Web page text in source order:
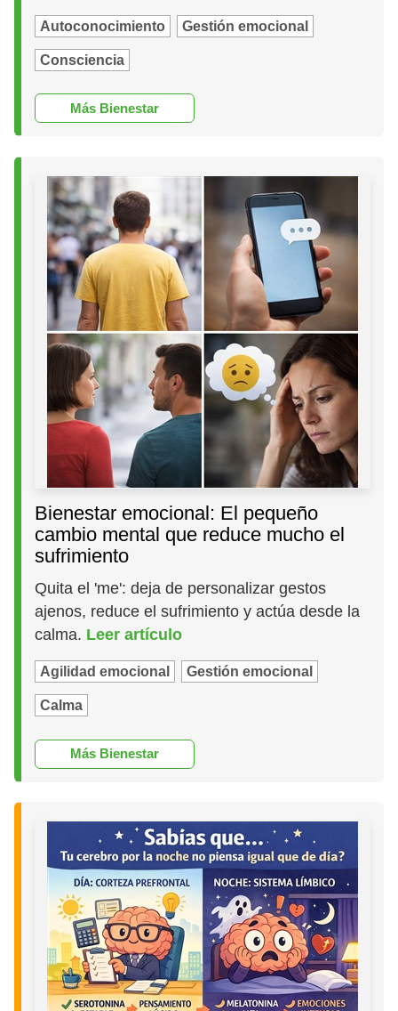
Autoconocimiento Gestión emocional
Consciencia
Más Bienestar
Bienestar emocional: El pequeño
cambio mental que reduce mucho el
sufrimiento
Quita el 'me': deja de personalizar gestos
ajenos, reduce el sufrimiento y actúa desde la
calma. Leer artículo
Agilidad emocional Gestión emocional
Calma
Más Bienestar